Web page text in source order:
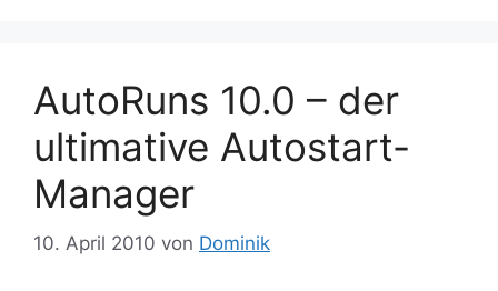
AutoRuns 10.0 – der
ultimative Autostart-
Manager
10. April 2010 von Dominik